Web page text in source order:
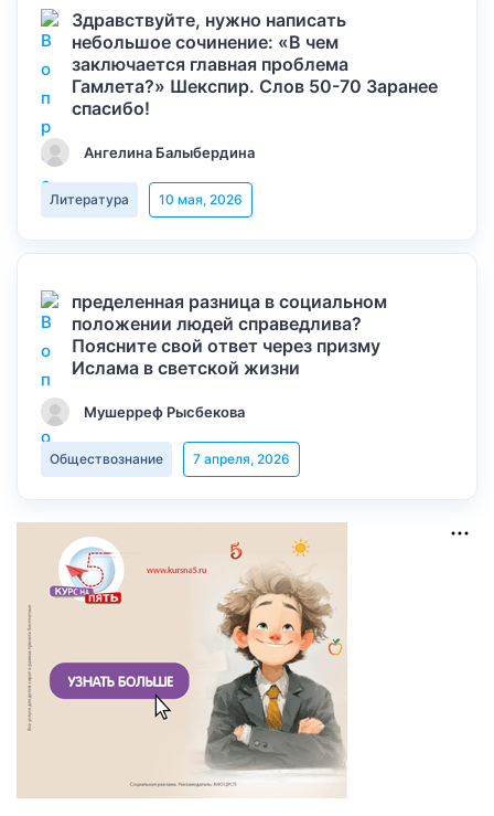
Здравствуйте, нужно написать
небольшое сочинение: «В чем
заключается главная проблема
Гамлета?» Шекспир. Слов 50-70 Заранее
спасибо!
Ангелина Балыбердина
Литература 10 мая, 2026
пределенная разница в социальном
положении людей справедлива?
Поясните свой ответ через призму
Ислама в светской жизни
Мушерреф Рысбекова
Обществознание 7 апреля, 2026